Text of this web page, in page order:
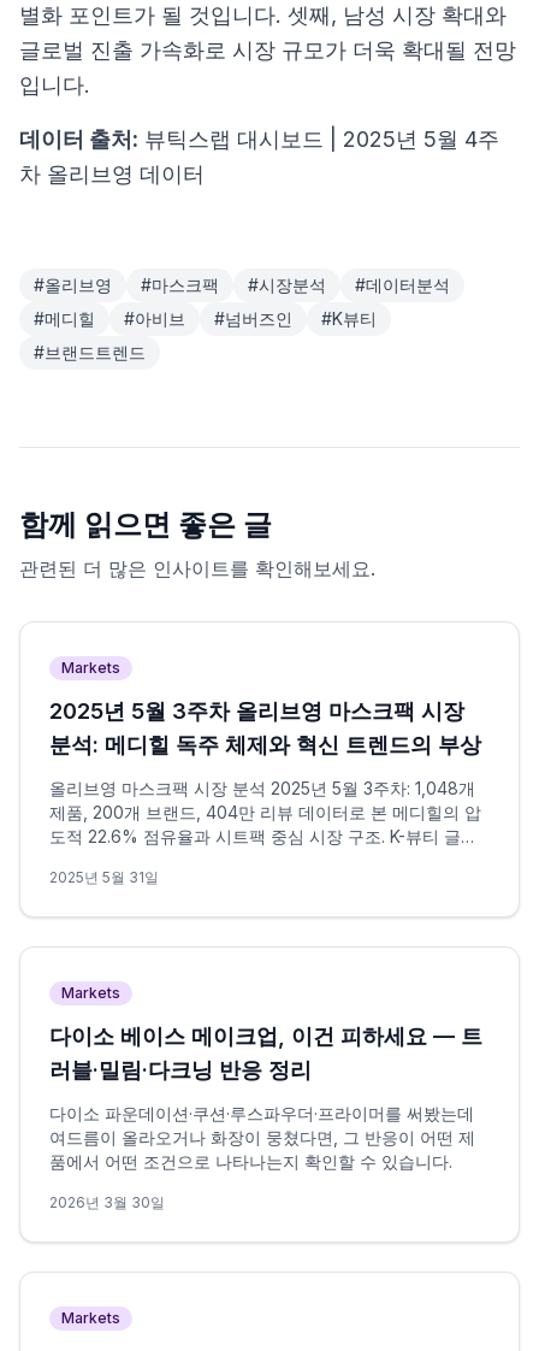
별화 포인트가 될 것입니다. 셋째, 남성 시장 확대와
글로벌 진출 가속화로 시장 규모가 더욱 확대될 전망
입니다.
데이터 출처: 뷰틱스랩 대시보드 | 2025년 5월 4주
차 올리브영 데이터
#올리브영 #마스크팩 #시장분석 #데이터분석
#메디힐 #아비브 #넘버즈인 #K뷰티
#브랜드트렌드
함께 읽으면 좋은 글
관련된 더 많은 인사이트를 확인해보세요.
Markets
2025년 5월 3주차 올리브영 마스크팩 시장
분석: 메디힐 독주 체제와 혁신 트렌드의 부상
올리브영 마스크팩 시장 분석 2025년 5월 3주차: 1,048개
제품, 200개 브랜드, 404만 리뷰 데이터로 본 메디힐의 압
도적 22.6% 점유율과 시트팩 중심 시장 구조. K-뷰티 글로
2025년 5월 31일
Markets
다이소 베이스 메이크업, 이건 피하세요 — 트
러블·밀림·다크닝 반응 정리
다이소 파운데이션·쿠션·루스파우더·프라이머를 써봤는데
여드름이 올라오거나 화장이 뭉쳤다면, 그 반응이 어떤 제
품에서 어떤 조건으로 나타나는지 확인할 수 있습니다.
2026년 3월 30일
Markets